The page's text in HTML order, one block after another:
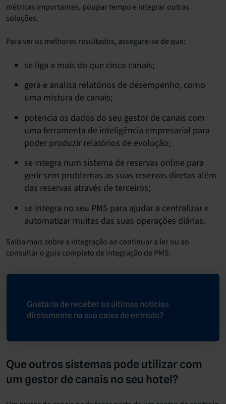
métricas importantes, poupar tempo e integrar outras
soluções.
Para ver os melhores resultados, assegure-se de que:
se liga a mais do que cinco canais;
gera e analisa relatórios de desempenho, como
uma mistura de canais;
potencia os dados do seu gestor de canais com
uma ferramenta de inteligência empresarial para
poder produzir relatórios de evolução;
se integra num sistema de reservas online para
gerir sem problemas as suas reservas diretas além
das reservas através de terceiros;
se integra no seu PMS para ajudar a centralizar e
automatizar muitas das suas operações diárias.
Saiba mais sobre a integração ao continuar a ler ou ao
consultar o guia completo de integração de PMS.
Gostaria de receber as últimas notícias
diretamente na sua caixa de entrada?
Que outros sistemas pode utilizar com
um gestor de canais no seu hotel?